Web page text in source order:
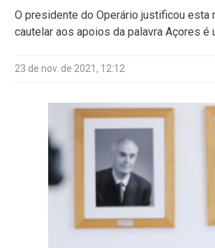
O presidente do Operário justificou esta
cautelar aos apoios da palavra Açores
23 de nov. de 2021, 12:12